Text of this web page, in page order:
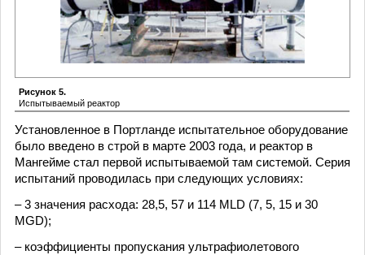
Рисунок 5.
Испытываемый реактор
Установленное в Портланде испытательное оборудование
было введено в строй в марте 2003 года, и реактор в
Мангейме стал первой испытываемой там системой. Серия
испытаний проводилась при следующих условиях:
– 3 значения расхода: 28,5, 57 и 114 MLD (7, 5, 15 и 30
MGD);
– коэффициенты пропускания ультрафиолетового